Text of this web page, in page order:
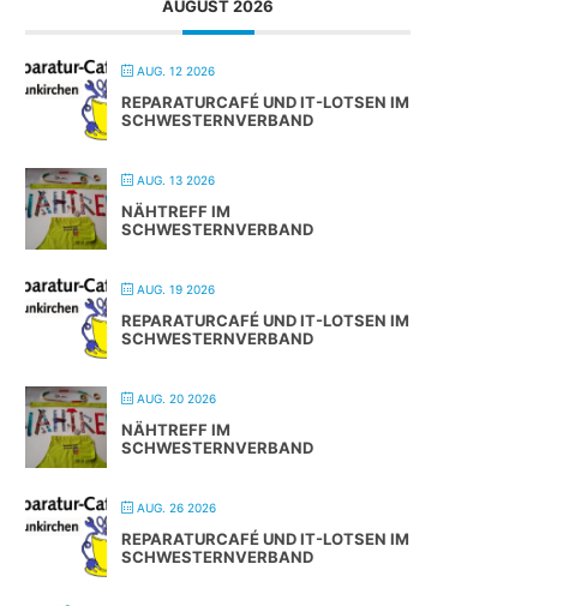
AUGUST 2026
AUG. 12 2026
REPARATURCAFÉ UND IT-LOTSEN IM
SCHWESTERNVERBAND
AUG. 13 2026
NÄHTREFF IM
SCHWESTERNVERBAND
AUG. 19 2026
REPARATURCAFÉ UND IT-LOTSEN IM
SCHWESTERNVERBAND
AUG. 20 2026
NÄHTREFF IM
SCHWESTERNVERBAND
AUG. 26 2026
REPARATURCAFÉ UND IT-LOTSEN IM
SCHWESTERNVERBAND